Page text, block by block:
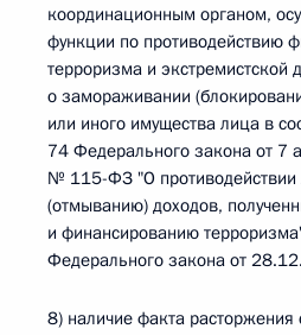
координационным органом,
функции по противодействию
терроризма и экстремистской
о замораживании
или иного имущества лица в
74 Федерального закона от 7
№ 115-ФЗ "О противодействии
(отмыванию) доходов,
и финансированию
Федерального закона от
8) наличие факта расторжения